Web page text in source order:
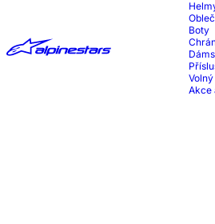
Boty
Akce